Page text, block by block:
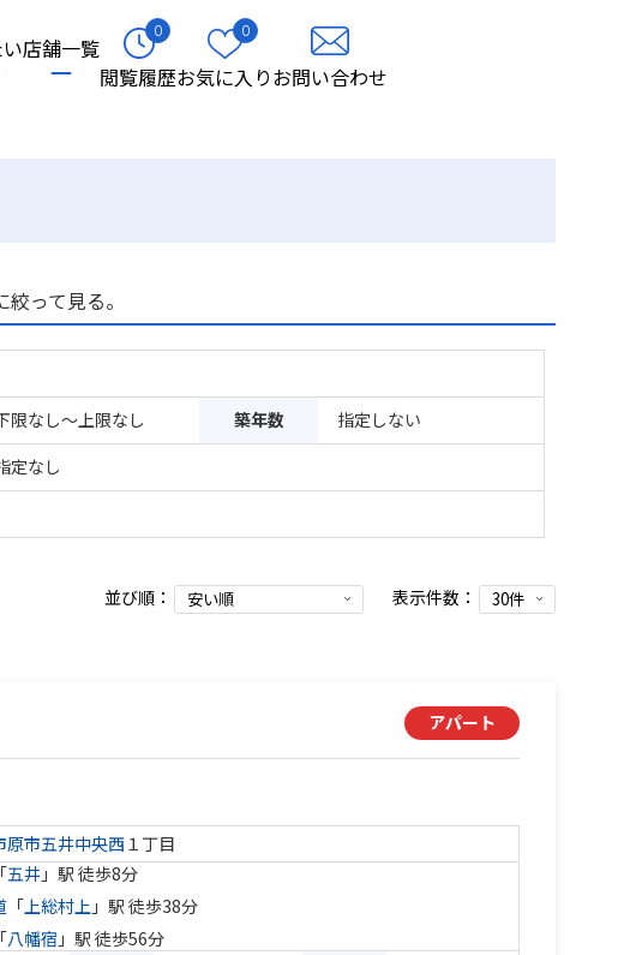
店舗一覧
0
閲覧履歴
0
お気に入りお問い合わせ
って見る。
限なし～上限なし 築年数
指定しない
定なし
並び順： 表示件数：
アパート
原市五井中央西１丁目
「五井 」駅 徒歩8分
「上総村上 」駅 徒歩38分
「八幡宿 」駅 徒歩56分